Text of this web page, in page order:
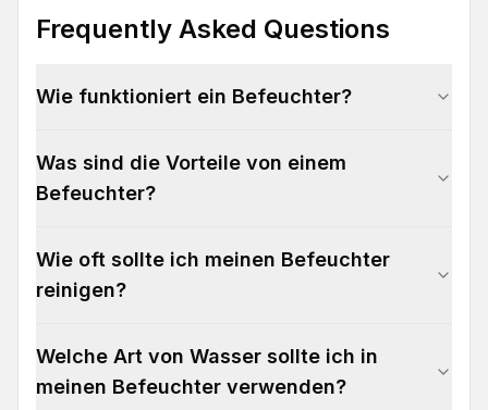
Frequently Asked Questions
Wie funktioniert ein Befeuchter?
Was sind die Vorteile von einem
Befeuchter?
Wie oft sollte ich meinen Befeuchter
reinigen?
Welche Art von Wasser sollte ich in
meinen Befeuchter verwenden?